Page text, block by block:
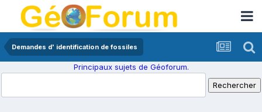
Demandes d' identification de fossiles
Principaux sujets de Géoforum.